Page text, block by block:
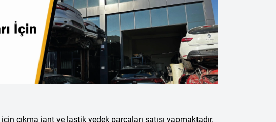
çıkma jant ve lastik yedek parçaları satışı yapmaktadır.